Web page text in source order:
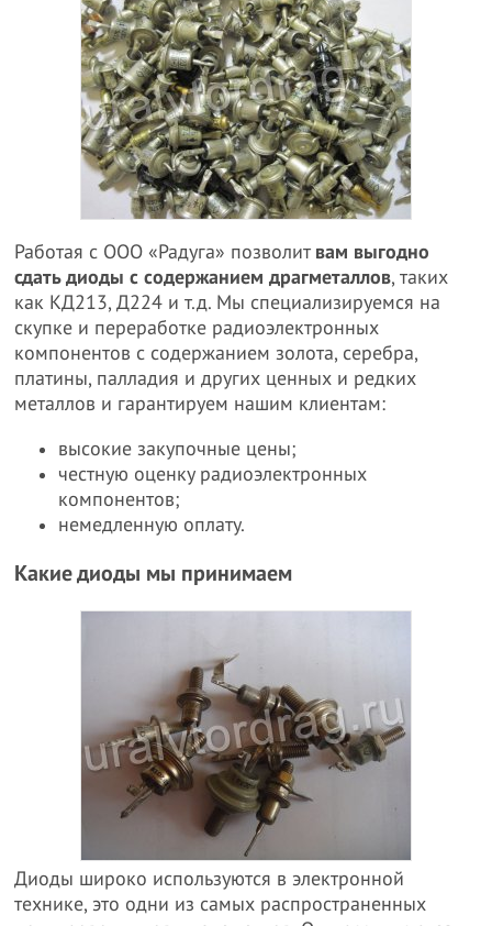
Работая с ООО «Радуга» позволит вам выгодно
сдать диоды с содержанием драгметаллов, таких
как КД213, Д224 и т.д. Мы специализируемся на
скупке и переработке радиоэлектронных
компонентов с содержанием золота, серебра,
платины, палладия и других ценных и редких
металлов и гарантируем нашим клиентам:
высокие закупочные цены;
честную оценку радиоэлектронных
компонентов;
немедленную оплату.
Какие диоды мы принимаем
Диоды широко используются в электронной
технике, это одни из самых распространенных